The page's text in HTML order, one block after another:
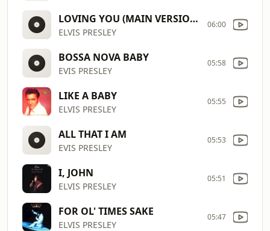
LOVING YOU (MAIN VERSION 2, TAKE 16)
ELVIS PRESLEY
06:00
BOSSA NOVA BABY
EVIS PRESLEY
05:58
LIKE A BABY
ELVIS PRESLEY
05:55
ALL THAT I AM
EVIS PRESLEY
05:53
I, JOHN
ELVIS PRESLEY
05:51
FOR OL' TIMES SAKE
ELVIS PRESLEY
05:47